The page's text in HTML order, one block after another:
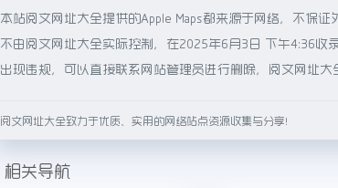
本站阅文网址大全提供的Apple Maps都来源于网络，不保
不由阅文网址大全实际控制，在2025年6月3日 下午4:36收
出现违规，可以直接联系网站管理员进行删除，阅文网址大
阅文网址大全致力于优质、实用的网络站点资源收集与分享！
相关导航